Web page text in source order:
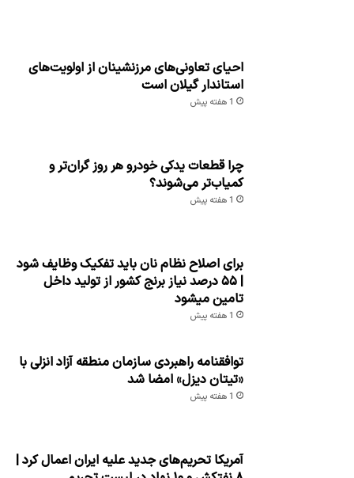
احیای تعاونی‌های مرزنشینان از اولویت‌های
استاندار گیلان است
1 هفته پیش
چرا قطعات یدکی خودرو هر روز گران‌تر و
کمیاب‌تر می‌شوند؟
1 هفته پیش
برای اصلاح نظام نان باید تفکیک وظایف شود
| ۵۵ درصد نیاز برنج کشور از تولید داخل
تامین میشود
1 هفته پیش
توافقنامه راهبردی سازمان منطقه آزاد انزلی با
«تیتان دیزل» امضا شد
1 هفته پیش
آمریکا تحریم‌های جدید علیه ایران اعمال کرد |